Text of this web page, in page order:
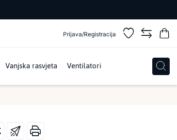
Prijava/Registracija
Vanjska rasvjeta Ventilatori